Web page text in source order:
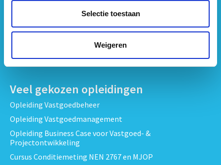
Selectie toestaan
Weigeren
Projectontwikkeling & Vastgoedprojecten opleidingen
Techniek, Onderhoud & Inspectie Opleidingen
Verduurzaming en Energieprestatie opleidingen
Veel gekozen opleidingen
Opleiding Vastgoedbeheer
Opleiding Vastgoedmanagement
Opleiding Business Case voor Vastgoed- &
Projectontwikkeling
Cursus Conditiemeting NEN 2767 en MJOP